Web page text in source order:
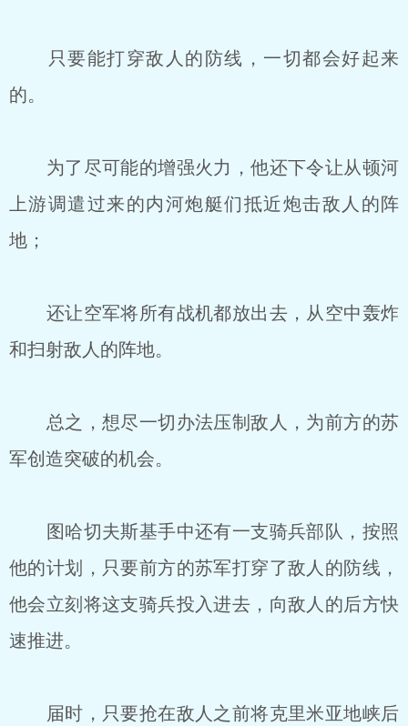
只要能打穿敌人的防线，一切都会好起来
的。
为了尽可能的增强火力，他还下令让从顿河
上游调遣过来的内河炮艇们抵近炮击敌人的阵
地；
还让空军将所有战机都放出去，从空中轰炸
和扫射敌人的阵地。
总之，想尽一切办法压制敌人，为前方的苏
军创造突破的机会。
图哈切夫斯基手中还有一支骑兵部队，按照
他的计划，只要前方的苏军打穿了敌人的防线，
他会立刻将这支骑兵投入进去，向敌人的后方快
速推进。
届时，只要抢在敌人之前将克里米亚地峡后